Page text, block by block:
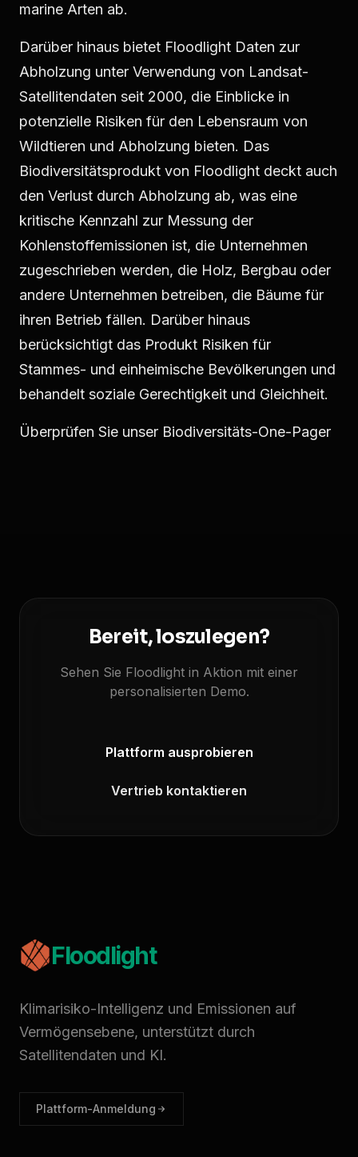
marine Arten ab.
Darüber hinaus bietet Floodlight Daten zur
Abholzung unter Verwendung von Landsat-
Satellitendaten seit 2000, die Einblicke in
potenzielle Risiken für den Lebensraum von
Wildtieren und Abholzung bieten. Das
Biodiversitätsprodukt von Floodlight deckt auch
den Verlust durch Abholzung ab, was eine
kritische Kennzahl zur Messung der
Kohlenstoffemissionen ist, die Unternehmen
zugeschrieben werden, die Holz, Bergbau oder
andere Unternehmen betreiben, die Bäume für
ihren Betrieb fällen. Darüber hinaus
berücksichtigt das Produkt Risiken für
Stammes- und einheimische Bevölkerungen und
behandelt soziale Gerechtigkeit und Gleichheit.
Überprüfen Sie unser Biodiversitäts-One-Pager
Bereit, loszulegen?
Sehen Sie Floodlight in Aktion mit einer
personalisierten Demo.
Plattform ausprobieren
Vertrieb kontaktieren
Floodlight
Klimarisiko-Intelligenz und Emissionen auf
Vermögensebene, unterstützt durch
Satellitendaten und KI.
Plattform-Anmeldung